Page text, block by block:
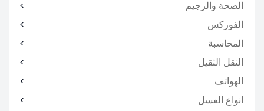
الصحة والرجيم
الفوركس
المحاسبة
النقل الثقيل
الهواتف
انواع العسل